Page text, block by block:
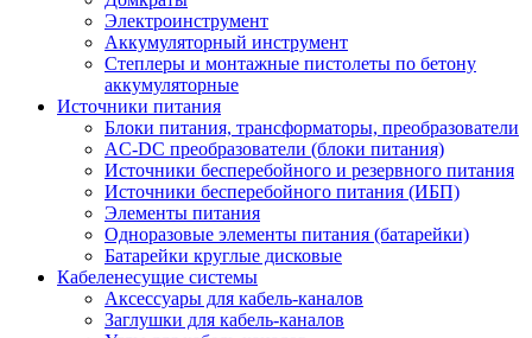
Электроинструмент
Аккумуляторный инструмент
Степлеры и монтажные пистолеты по бетону
аккумуляторные
Источники питания
Блоки питания, трансформаторы, преобразователи
AC-DC преобразователи (блоки питания)
Источники бесперебойного и резервного питания
Источники бесперебойного питания (ИБП)
Элементы питания
Одноразовые элементы питания (батарейки)
Батарейки круглые дисковые
Кабеленесущие системы
Аксессуары для кабель-каналов
Заглушки для кабель-каналов